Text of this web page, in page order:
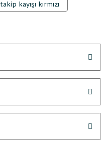
takip kayışı kırmızı